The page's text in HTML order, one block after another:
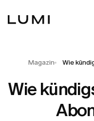
Magazin Wie
Wie